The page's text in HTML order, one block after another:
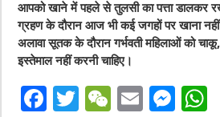
आपको खाने में पहले से तुलसी का पत्ता डालकर
ग्रहण के दौरान आज भी कई जगहों पर खाना
अलावा सूतक के दौरान गर्भवती महिलाओं को
इस्तेमाल नहीं करनी चाहिए।
F
T
W E
M